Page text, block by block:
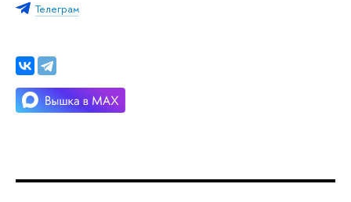
Телеграм